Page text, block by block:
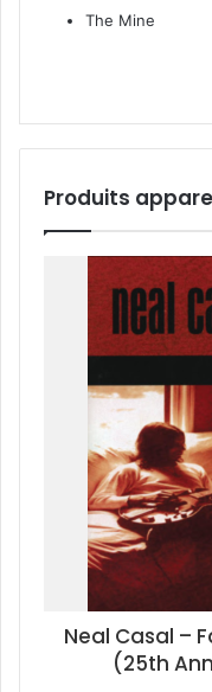
The Mine
Produits
Neal Casal –
(25th